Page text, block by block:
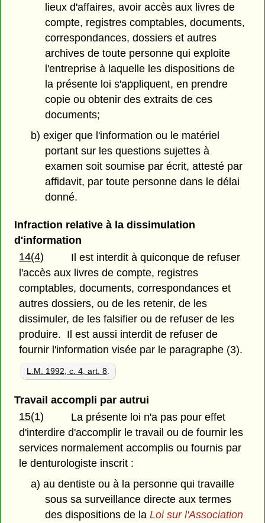
lieux d'affaires, avoir accès aux livres de
compte, registres comptables, documents,
correspondances, dossiers et autres
archives de toute personne qui exploite
l'entreprise à laquelle les dispositions de
la présente loi s'appliquent, en prendre
copie ou obtenir des extraits de ces
documents;
b) exiger que l'information ou le matériel
portant sur les questions sujettes à
examen soit soumise par écrit, attesté par
affidavit, par toute personne dans le délai
donné.
Infraction relative à la dissimulation
d'information
14(4)
Il est interdit à quiconque de refuser
l'accès aux livres de compte, registres
comptables, documents, correspondances et
autres dossiers, ou de les retenir, de les
dissimuler, de les falsifier ou de refuser de les
produire. Il est aussi interdit de refuser de
fournir l'information visée par le paragraphe (3).
L.M. 1992, c. 4, art. 8
Travail accompli par autrui
15(1)
La présente loi n'a pas pour effet
d'interdire d'accomplir le travail ou de fournir les
services normalement accomplis ou fournis par
le denturologiste inscrit :
a) au dentiste ou à la personne qui travaille
sous sa surveillance directe aux termes
des dispositions de laLoi sur l'Association